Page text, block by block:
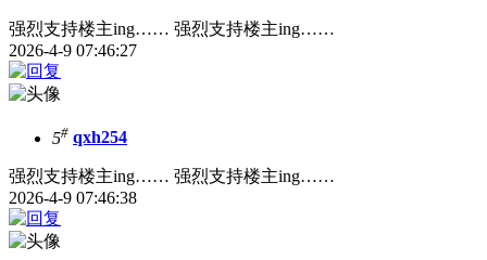
强烈支持楼主ing…… 强烈支持楼主ing……
2026-4-9 07:46:27
5# qxh254
强烈支持楼主ing…… 强烈支持楼主ing……
2026-4-9 07:46:38